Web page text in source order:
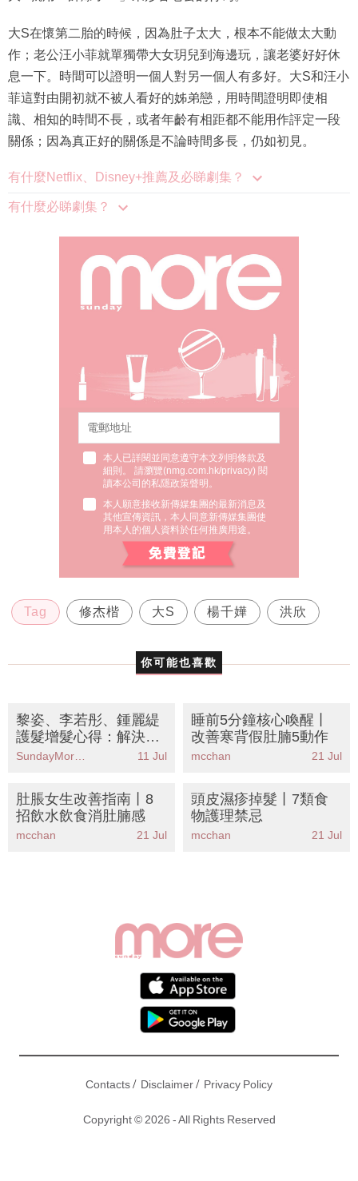
大S在懷第二胎的時候，因為肚子太大，根本不能做太大動
作；老公汪小菲就單獨帶大女玥兒到海邊玩，讓老婆好好休
息一下。時間可以證明一個人對另一個人有多好。大S和汪小
菲這對由開初就不被人看好的姊弟戀，用時間證明即使相
識、相知的時間不長，或者年齡有相距都不能用作評定一段
關係；因為真正好的關係是不論時間多長，仍如初見。
有什麼Netflix、Disney+推薦及必睇劇集？
有什麼必睇劇集？
本人已詳閱並同意遵守本文列明條款及
細則。 請瀏覽(nmg.com.hk/privacy) 閱
讀本公司的私隱政策聲明。
本人願意接收新傳媒集團的最新消息及
其他宣傳資訊，本人同意新傳媒集團使
用本人的個人資料於任何推廣用途。
Tag 修杰楷 大S 楊千嬅 洪欣
你可能也喜歡
黎姿、李若彤、鍾麗緹
護髮增髮心得：解決毛
燥開叉、脫髮、扁塌、
11 Jul
睡前5分鐘核心喚醒丨
改善寒背假肚腩5動作
mcchan 21 Jul
肚脹女生改善指南丨8
招飲水飲食消肚腩感
mcchan 21 Jul
頭皮濕疹掉髮丨7類食
物護理禁忌
mcchan 21 Jul
Contacts/ Disclaimer/ Privacy Policy
Copyright © 2026 - All Rights Reserved